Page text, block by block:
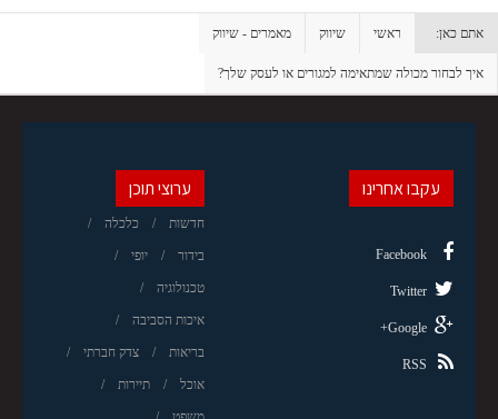
אתם כאן: ראשי שיווק מאמרים - שיווק
איך לבחור מכולה שמתאימה למגורים או לעסק שלך?
ערוצי תוכן
חדשות כלכלה
בידור יופי
טכנולוגיה
איכות הסביבה
בריאות צדק חברתי
אוכל תיירות
עקבו אחרינו
Facebook
Twitter
Google+
RSS